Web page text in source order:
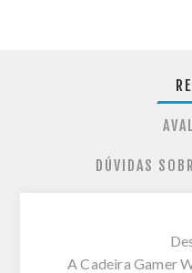
DÚVIDAS
A Cadeira Gamer